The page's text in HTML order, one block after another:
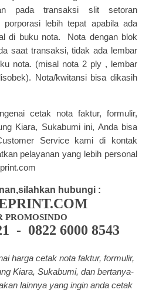
pada transaksi slit setoran
porporasi lebih tepat apabila ada
di buku nota. Nota dengan blok
saat transaksi, tidak ada lembar
nota. (misal nota 2 ply , lembar
Nota/kwitansi bisa dikasih
cetak nota faktur, formulir,
Kiara, Sukabumi ini, Anda bisa
Service kami di kontak
pelayanan yang lebih personal
hubungi :
PROMOSINDO
- 0822 6000 8543
harga cetak nota faktur, formulir,
Kiara, Sukabumi, dan bertanya-
lainnya yang ingin anda cetak